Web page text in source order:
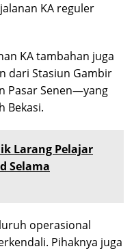
KA reguler
KA tambahan juga
dari Stasiun Gambir
Pasar Senen—yang
Bekasi.
Larang Pelajar
Selama
operasional
Pihaknya juga